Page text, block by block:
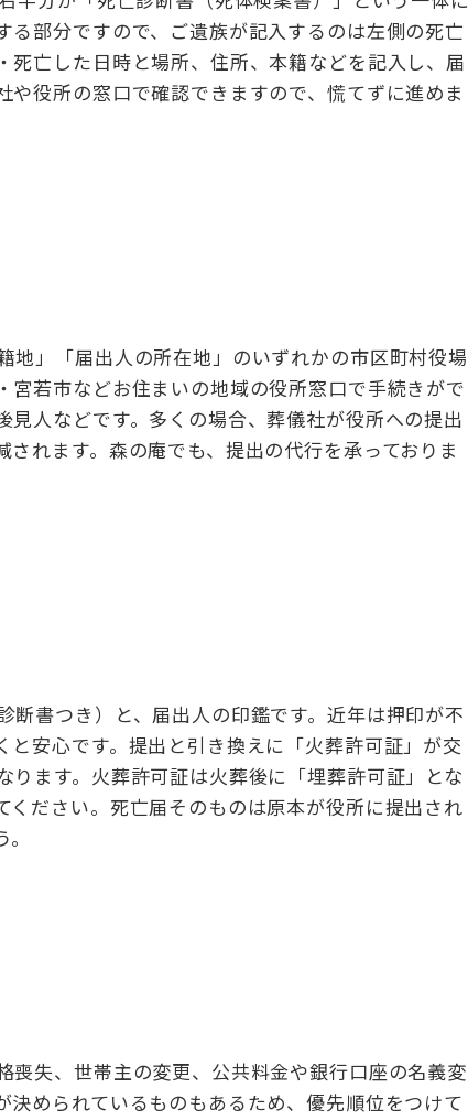
部分ですので、ご遺族が記入するのは左側の死亡
亡した日時と場所、住所、本籍などを記入し、届
役所の窓口で確認できますので、慌てずに進めま
」「届出人の所在地」のいずれかの市区町村役場
若市などお住まいの地域の役所窓口で手続きがで
人などです。多くの場合、葬儀社が役所への提出
れます。森の庵でも、提出の代行を承っておりま
書つき）と、届出人の印鑑です。近年は押印が不
安心です。提出と引き換えに「火葬許可証」が交
ます。火葬許可証は火葬後に「埋葬許可証」とな
ださい。死亡届そのものは原本が役所に提出され
失、世帯主の変更、公共料金や銀行口座の名義変
められているものもあるため、優先順位をつけて